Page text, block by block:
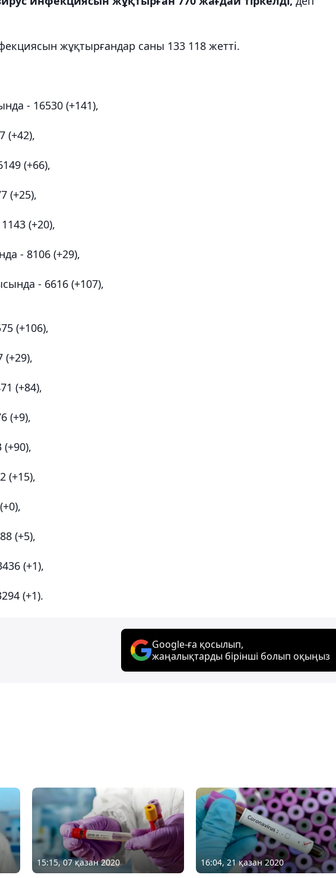
жұқтырғандар саны 133 118 жетті.
- 16530 (+141),
(+42),
(+66),
(+25),
(+20),
- 8106 (+29),
- 6616 (+107),
(+106),
(+84),
(+9),
(+15),
(+5),
(+1),
(+1).
Google-ға қосылып,
жаңалықтарды бірінші болып оқыңыз
15:15, 07 қазан 2020 16:04, 21 қазан 2020